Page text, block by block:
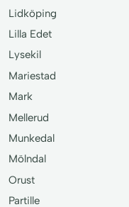
Lidköping
Lilla Edet
Lysekil
Mariestad
Mark
Mellerud
Munkedal
Mölndal
Orust
Partille